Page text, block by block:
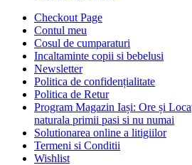
Checkout Page
Contul meu
Cosul de cumparaturi
Incaltaminte copii si bebelusi
Newsletter
Politica de confidențialitate
Politica de Retur
Program Magazin Iași: Ore și
naturala primii pasi si nu numai
Solutionarea online a litigiilor
Termeni si Conditii
Wishlist